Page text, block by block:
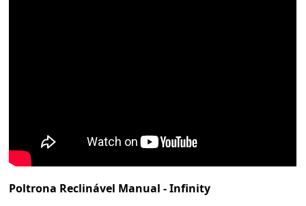
Poltrona Reclinável Manual - Infinity